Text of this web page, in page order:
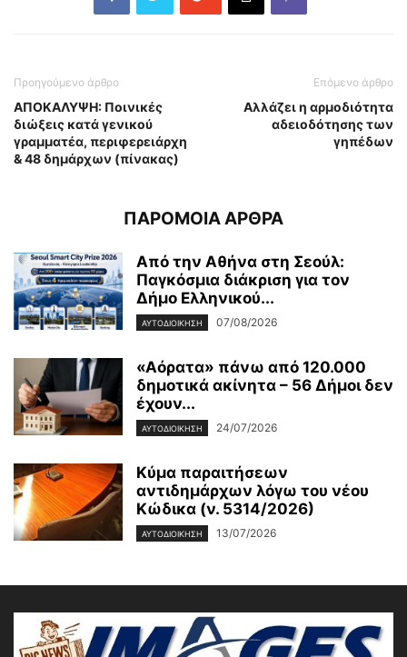
Προηγούμενο άρθρο
ΑΠΟΚΑΛΥΨΗ: Ποινικές
διώξεις κατά γενικού
γραμματέα, περιφερειάρχη
& 48 δημάρχων (πίνακας)
Επόμενο άρθρο
Αλλάζει η αρμοδιότητα
αδειοδότησης των
γηπέδων
ΠΑΡΟΜΟΙΑ ΑΡΘΡΑ
Από την Αθήνα στη Σεούλ:
Παγκόσμια διάκριση για τον
Δήμο Ελληνικού...
ΑΥΤΟΔΙΟΙΚΗΣΗ 07/08/2026
«Αόρατα» πάνω από 120.000
δημοτικά ακίνητα – 56 Δήμοι δεν
έχουν...
ΑΥΤΟΔΙΟΙΚΗΣΗ 24/07/2026
Κύμα παραιτήσεων
αντιδημάρχων λόγω του νέου
Κώδικα (ν. 5314/2026)
ΑΥΤΟΔΙΟΙΚΗΣΗ 13/07/2026